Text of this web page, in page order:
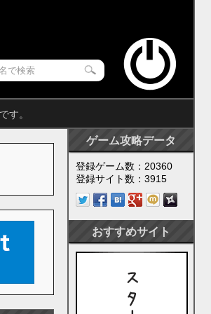
す。
ゲーム攻略データ
登録ゲーム数：20360
登録サイト数：3915
おすすめサイト